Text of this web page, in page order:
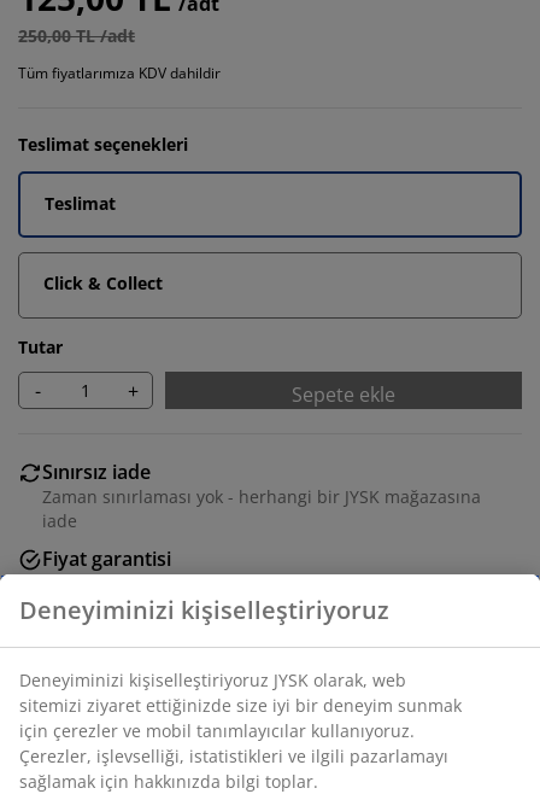
250,00 TL /adt
Tüm fiyatlarımıza KDV dahildir
Teslimat seçenekleri
Teslimat
Click & Collect
Tutar
- + Sepete ekle
Sınırsız iade
Zaman sınırlaması yok - herhangi bir JYSK mağazasına
iade
Fiyat garantisi
Esnek teslimat seçenekleri
Seçtiğiniz hızlı ve kolay teslimat
Minimal, şık bir tasarıma sahip cam kupa. Renksiz veya
yeşil cam seçenekleriyle mevcuttur. Kupa bulaşık
Deneyiminizi kişiselleştiriyoruz
Deneyiminizi kişiselleştiriyoruz JYSK olarak, web
sitemizi ziyaret ettiğinizde size iyi bir deneyim sunmak
için çerezler ve mobil tanımlayıcılar kullanıyoruz.
Çerezler, işlevselliği, istatistikleri ve ilgili pazarlamayı
sağlamak için hakkınızda bilgi toplar.